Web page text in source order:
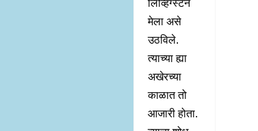
लिव्हिंग्स्टन
मेला असे
उठविले.
त्याच्या ह्या
अखेरच्या
काळात तो
आजारी होता.